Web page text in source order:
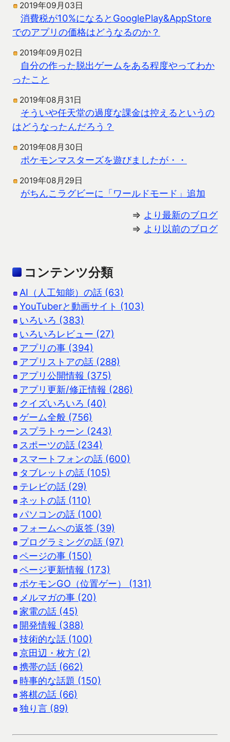
2019年09月03日
消費税が10%になるとGooglePlay&AppStore
でのアプリの価格はどうなるのか？
2019年09月02日
自分の作った脱出ゲームをある程度やってわか
ったこと
2019年08月31日
そういや任天堂の過度な課金は控えるというの
はどうなったんだろう？
2019年08月30日
ポケモンマスターズを遊びましたが・・
2019年08月29日
がちんこラグビーに「ワールドモード」追加
⇒ より最新のブログ
⇒ より以前のブログ
コンテンツ分類
AI（人工知能）の話 (63)
YouTuberと動画サイト (103)
いろいろ (383)
いろいろレビュー (27)
アプリの事 (394)
アプリストアの話 (288)
アプリ公開情報 (375)
アプリ更新/修正情報 (286)
クイズいろいろ (40)
ゲーム全般 (756)
スプラトゥーン (243)
スポーツの話 (234)
スマートフォンの話 (600)
タブレットの話 (105)
テレビの話 (29)
ネットの話 (110)
パソコンの話 (100)
フォームへの返答 (39)
プログラミングの話 (97)
ページの事 (150)
ページ更新情報 (173)
ポケモンGO（位置ゲー） (131)
メルマガの事 (20)
家電の話 (45)
開発情報 (388)
技術的な話 (100)
京田辺・枚方 (2)
携帯の話 (662)
時事的な話題 (150)
将棋の話 (66)
独り言 (89)